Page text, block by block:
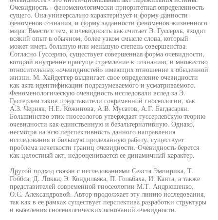
Очевидность - феноменологически приоритетная определенность
сущего. Она универсально характеризует и форму данности
феноменов сознания, и форму заданности феноменов жизненного
мира. Вместе с тем, в очевидность как считает Э. Гуссерль, входит
всякий опыт в обычном, более узком смысле слова, который
может иметь большую или меньшую степень совершенства.
Согласно Гуссерлю, существует совершенная форма очевидности,
которой внутренне присуще стремление к познанию, и множество
относительных «очевидностей» имеющих отношение к обыденной
жизни. М. Хайдеггер выдвигает свое определение очевидности
как акта идентификации подразумеваемого и усматриваемого.
Феноменологическую очевидность исследовали вслед за Э.
Гуссерлем такие представители современной гносеологии, как
А.З. Черняк, Н.Е. Кожинова, А.В. Мусатов, А.Г. Багдасарян.
Большинство этих гносеологов утверждает гуссерлевскую теорию
очевидности как единственную и безальтернативную. Однако,
несмотря на всю перспективность данного направления
исследования и большую проделанную работу, существует
проблема нечеткости границ очевидности. Очевидность берется
как целостный акт, недооценивается ее динамичный характер.
Другой подход связан с исследованиями Секста Эмпирика, Т.
Гоббса, Д. Локка, Э. Кондильяка, П. Гольбаха, И. Канта, а также
представителей современной гносеологии М.Т. Андрюшенко,
О.С. Александровой. Автор продолжает эту линию исследования,
так как в ее рамках существует перспектива разработки структуры
и выявления гносеологических оснований очевидности.